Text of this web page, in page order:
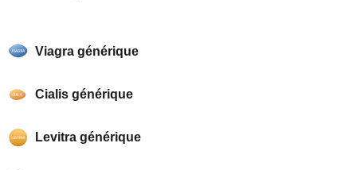
Viagra générique
Cialis générique
Levitra générique